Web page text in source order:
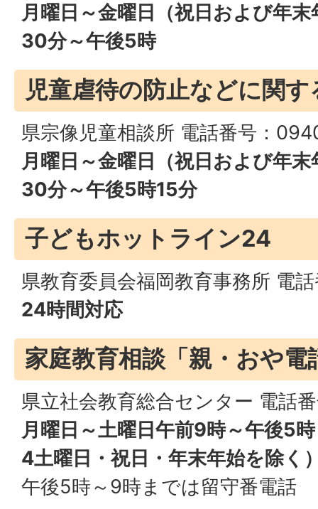
月曜日～金曜日（祝日および年
30分～午後5時
児童虐待の防止などに関す
県宗像児童相談所 電話番号：
月曜日～金曜日（祝日および年
30分～午後5時15分
子どもホットライン24
県教育委員会福岡教育事務所 電
24時間対応
家庭教育相談「親・おや電
県立社会教育総合センター 電話
月曜日～土曜日午前9時～午後5
4土曜日・祝日・年末年始を除く
午後5時～9時までは留守番電話